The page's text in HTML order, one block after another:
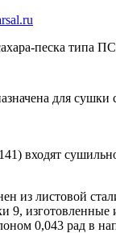
песка типа
для
входят
из листовой
9,
0,043 рад в